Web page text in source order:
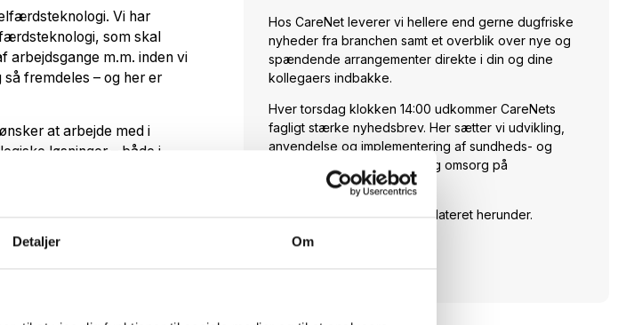
Detaljer Om
Vi har
som skal
arbejdsgange m.m. inden vi
fremdeles – og her er
at arbejde med i
løsninger – både i
viden- og erfaringsdeling
og skærmbesøg. Vi
også hertil, vi er nået.
løsningerne, på den
systemer, fortæller hun og
Hos CareNet leverer vi hellere end gerne dugfriske
nyheder fra branchen samt et overblik over nye og
spændende arrangementer direkte i din og dine
kollegaers indbakke.
Hver torsdag klokken 14:00 udkommer CareNets
fagligt stærke nyhedsbrev. Her sætter vi udvikling,
anvendelse og implementering af sundheds- og
velfærdsteknologi til pleje og omsorg på
dagsordenen.
Skriv dig op og hold dig opdateret herunder.